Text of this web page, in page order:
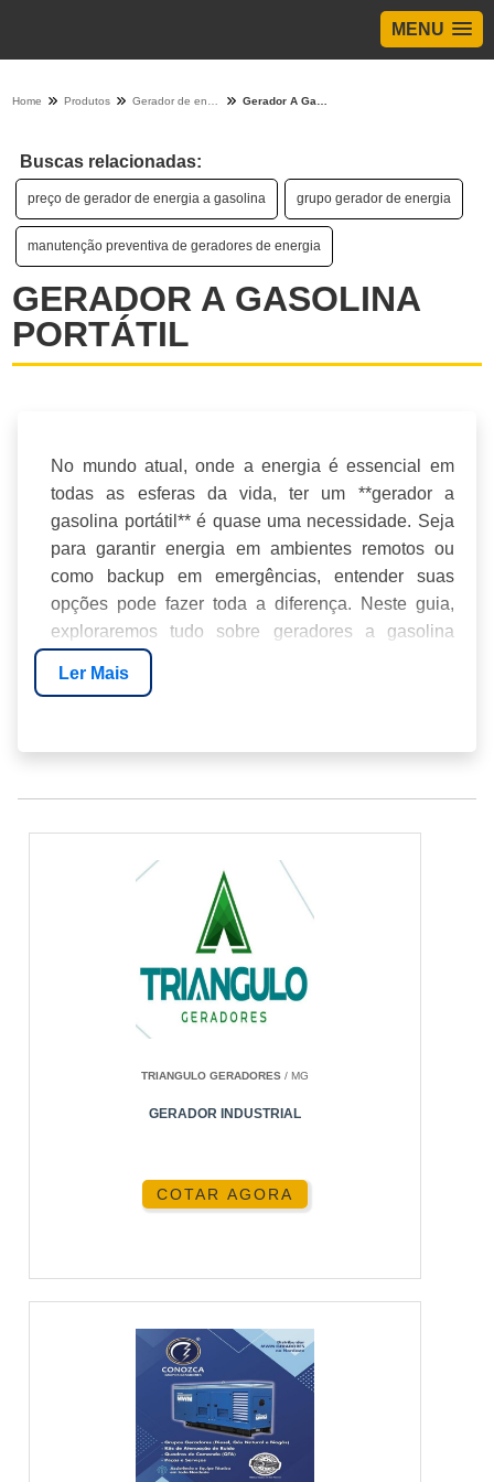
MENU
Home Produtos
Buscas relacionadas:
preço de gerador de energia a gasolina grupo gerador de energia
manutenção preventiva de geradores de energia
GERADOR A GASOLINA
PORTÁTIL
No mundo atual, onde a energia é essencial em
todas as esferas da vida, ter um **gerador a
gasolina portátil** é quase uma necessidade. Seja
para garantir energia em ambientes remotos ou
como backup em emergências, entender suas
opções pode fazer toda a diferença. Neste guia,
exploraremos tudo sobre geradores a gasolina
portáteis, ajudando você a fazer a escolha certa
com confiança.
GASOLINA PORTÁTEIS
COMO ESCOLHER O GERADOR CERTO
CUSTOS E CONSIDERAÇÕES
POR QUE ESCOLHER A ENERGIA24HORAS
CONCLUSÃO
Os geradores a gasolina portáteis têm se tornado
elétrica, esses dispositivos oferecem uma solução
prática e eficaz. Mas como escolher o gerador
ideal? Aprenda sobre suas características,
vantagens, e como aEnergia24Horas
Ler Mais
TRIANGULO GERADORES / MG
GERADOR INDUSTRIAL
COTAR AGORA